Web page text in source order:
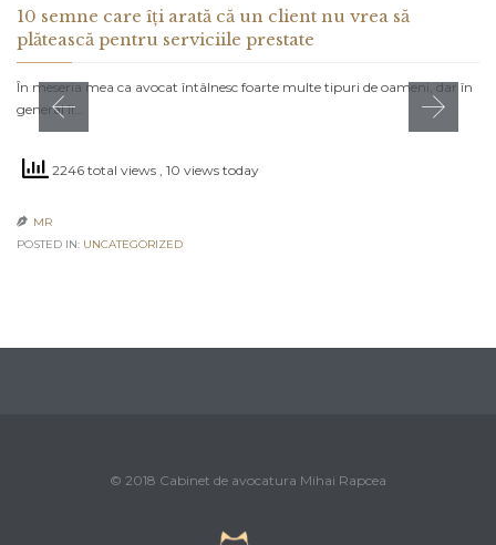
10 semne care îți arată că un client nu vrea să
plătească pentru serviciile prestate
În meseria mea ca avocat întâlnesc foarte multe tipuri de oameni, dar în
general îi…
2246 total views , 10 views today
 MR
POSTED IN: UNCATEGORIZED
© 2018 Cabinet de avocatura Mihai Rapcea